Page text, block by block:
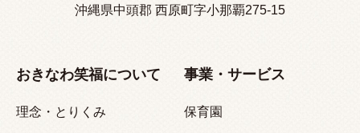
沖縄県中頭郡 西原町字小那覇275-15
おきなわ笑福について
理念・とりくみ
事業・サービス
保育園